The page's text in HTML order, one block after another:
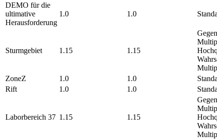
DEMO für die
ultimative
Herausforderung
1.0 1.0
Sturmgebiet 1.15 1.15
ZoneZ
1.0 1.0
Rift
1.0 1.0
Laborbereich 37 1.15 1.15